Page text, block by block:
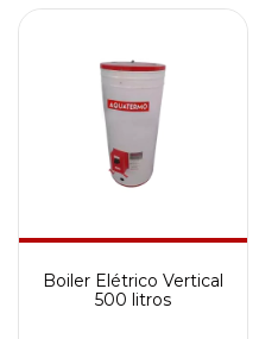
Boiler Elétrico Vertical
500 litros